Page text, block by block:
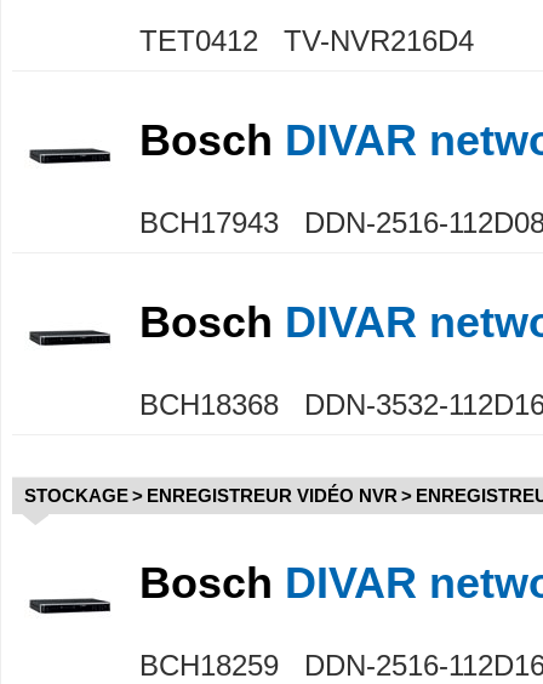
TET0412 TV-NVR216D4
Bosch DIVAR
BCH17943 DDN-2516-
Bosch DIVAR
BCH18368 DDN-3532-
STOCKAGE> ENREGISTREUR VIDÉO NVR >
Bosch DIVAR
BCH18259 DDN-2516-